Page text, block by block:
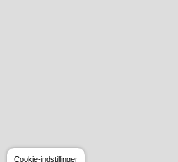
Cookie-indstillinger